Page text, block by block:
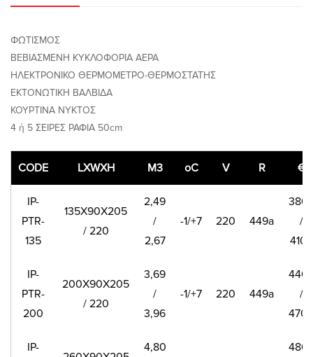
ΦΩΤΙΣΜΟΣ
ΒΕΒΙΑΣΜΕΝΗ ΚΥΚΛΟΦΟΡΙΑ ΑΕΡΑ
ΗΛΕΚΤΡΟΝΙΚΟ ΘΕΡΜΟΜΕΤΡΟ-ΘΕΡΜΟΣΤΑΤΗΣ
ΕΚΤΟΝΩΤΙΚΗ ΒΑΛΒΙΔΑ
ΚΟΥΡΤΙΝΑ ΝΥΚΤΟΣ
4 ή 5 ΣΕΙΡΕΣ ΡΑΦΙΑ 50cm
CODE LXWXH M3 oC V R €
IP-
PTR-
135
135X90X205
/ 220
2,49
/
2,67
-1/+7 220 449a
/
4100
IP-
PTR-
200
200X90X205
/ 220
3,69
/
3,96
-1/+7 220 449a
/
IP-
4,80